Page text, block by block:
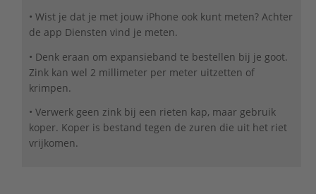
• Wist je dat je met jouw iPhone ook kunt meten? Achter
de app Diensten vind je meten.
• Denk eraan om expansieband te bestellen bij je goot.
Zink kan wel 2 millimeter per meter uitzetten of
krimpen.
• Verwerk geen zink bij een rieten kap, maar gebruik
koper. Koper is bestand tegen de zuren die uit het riet
vrijkomen.